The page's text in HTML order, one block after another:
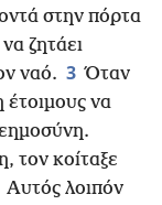
στην πόρτα
ζητάει
ναό. 3 Όταν
έτοιμους να
τον κοίταξε
Αυτός λοιπόν